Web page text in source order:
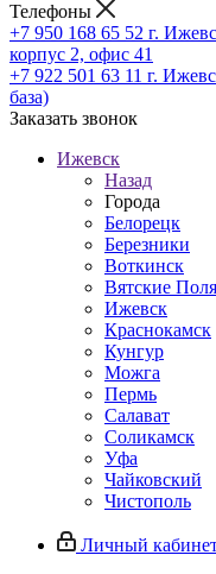
Телефоны
+7 950 168 65 52 г.
корпус 2, офис 41
+7 922 501 63 11 г.
база)
Заказать звонок
Ижевск
Назад
Города
Белорецк
Березники
Воткинск
Вятские
Ижевск
Краснокамск
Кунгур
Можга
Пермь
Салават
Соликамск
Уфа
Чайковский
Чистополь
Личный